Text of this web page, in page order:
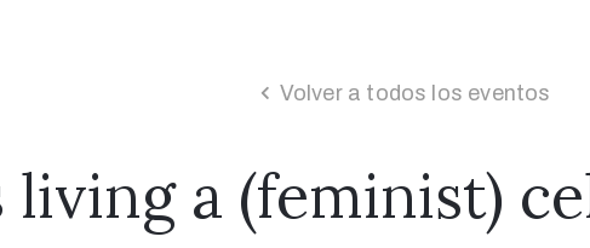
Volver a todos los eventos
living a (feminist)